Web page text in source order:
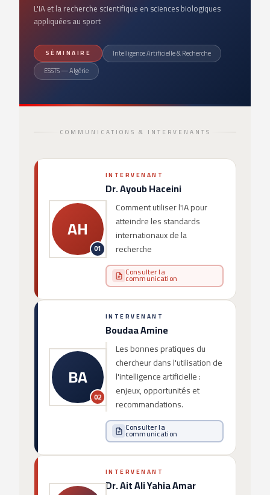
L'IA et la recherche scientifique en sciences biologiques
appliquées au sport
SÉMINAIRE
Intelligence Artificielle & Recherche
ESSTS — Algérie
COMMUNICATIONS & INTERVENANTS
AH
01
INTERVENANT
Dr. Ayoub Haceini
Comment utiliser l'IA pour
atteindre les standards
internationaux de la
recherche
Consulter la
communication
BA
02
INTERVENANT
Boudaa Amine
Les bonnes pratiques du
chercheur dans l'utilisation de
l'intelligence artificielle :
enjeux, opportunités et
recommandations.
Consulter la
communication
INTERVENANT
Dr. Ait Ali Yahia Amar